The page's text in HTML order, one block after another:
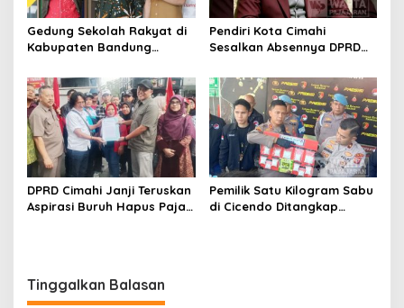
Gedung Sekolah Rakyat di
Kabupaten Bandung
Siap Tampung Dua Ribu
Siswa
Pendiri Kota Cimahi
Sesalkan Absennya DPRD
Rebranding RSUD Cibabat
DPRD Cimahi Janji Teruskan
Aspirasi Buruh Hapus Pajak
Pemilik Satu Kilogram Sabu
di Cicendo Ditangkap
Tinggalkan Balasan